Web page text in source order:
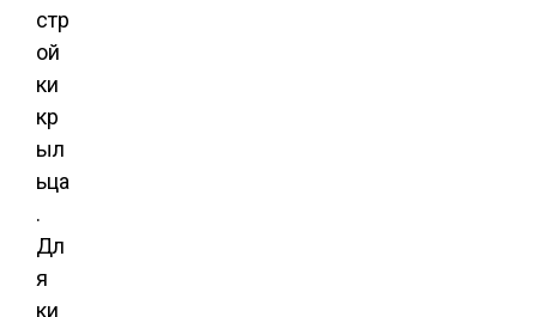
стр
ой
ки
кр
ыл
ьца
.
Дл
я
ки